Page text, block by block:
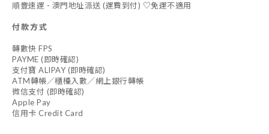
順豐速運 - 澳門地址派送 (運費到付) ♡免運不適用
付款方式
轉數快 FPS
PAYME (即時確認)
支付寶 ALIPAY (即時確認)
ATM轉帳／櫃檯入數／網上銀行轉帳
微信支付 (即時確認)
Apple Pay
信用卡 Credit Card